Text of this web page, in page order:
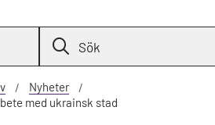
Sök
Nyheter
med ukrainsk stad